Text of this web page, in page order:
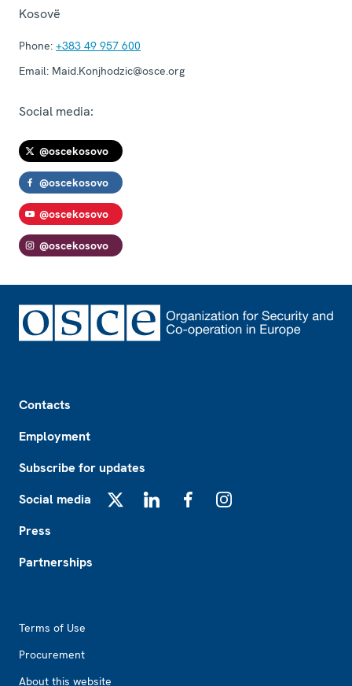
Kosovë
Phone: +383 49 957 600
Email: Maid.Konjhodzic@osce.org
Social media:
@oscekosovo
@oscekosovo
@oscekosovo
@oscekosovo
Contacts
Employment
Subscribe for updates
Social media
Press
Partnerships
Terms of Use
Procurement
About this website